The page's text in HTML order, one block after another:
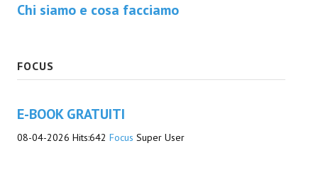
STORIA
Chi siamo e cosa facciamo
FOCUS
E-BOOK GRATUITI
08-04-2026 Hits:642 Focus Super User